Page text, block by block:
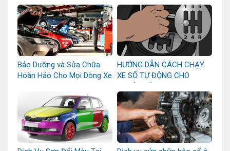
Bảo Dưỡng và Sửa Chữa
Hoàn Hảo Cho Mọi Dòng Xe
HƯỚNG DẪN CÁCH CHẠY
XE SỐ TỰ ĐỘNG CHO